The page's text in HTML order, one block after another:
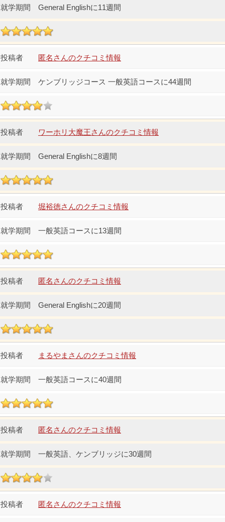
General Englishに11週間
匿名さんのクチコミ情報
ケンブリッジコース 一般英語コースに44週間
ワーホリ大魔王さんのクチコミ情報
General Englishに8週間
堀裕徳さんのクチコミ情報
一般英語コースに13週間
匿名さんのクチコミ情報
General Englishに20週間
まるやまさんのクチコミ情報
一般英語コースに40週間
匿名さんのクチコミ情報
一般英語、ケンブリッジに30週間
匿名さんのクチコミ情報